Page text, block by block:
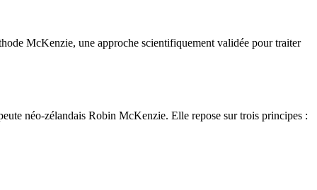
McKenzie, une approche scientifiquement validée pour traiter
néo-zélandais Robin McKenzie. Elle repose sur trois principes :